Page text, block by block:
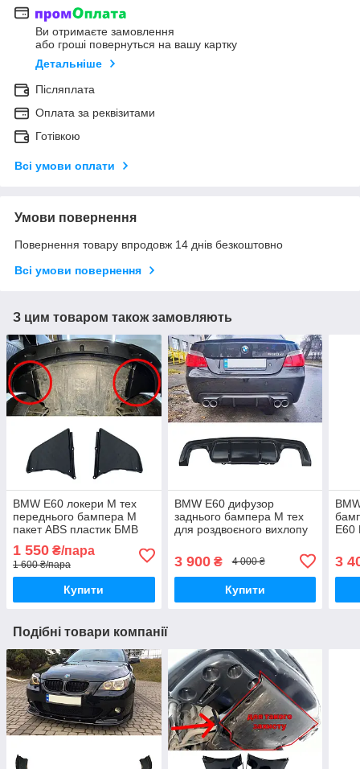
Ви отримаєте замовлення
або гроші повернуться на вашу картку
Детальніше
Післяплата
Оплата за реквізитами
Готівкою
Всі умови оплати
Умови повернення
Повернення товару впродовж 14 днів безкоштовно
Всі умови повернення
З цим товаром також замовляють
BMW E60 локери М тех
переднього бампера М
пакет ABS пластик БМВ
передні підкрилки захист
М бампера
1 550 ₴/пара
1 600 ₴/пара
Купити
BMW E60 дифузор
заднього бампера М тех
для роздвоєного вихлопу
задній дифузор М
бамперу
3 900₴ 4 000 ₴
Купити
Е60
3
Подібні товари компанії